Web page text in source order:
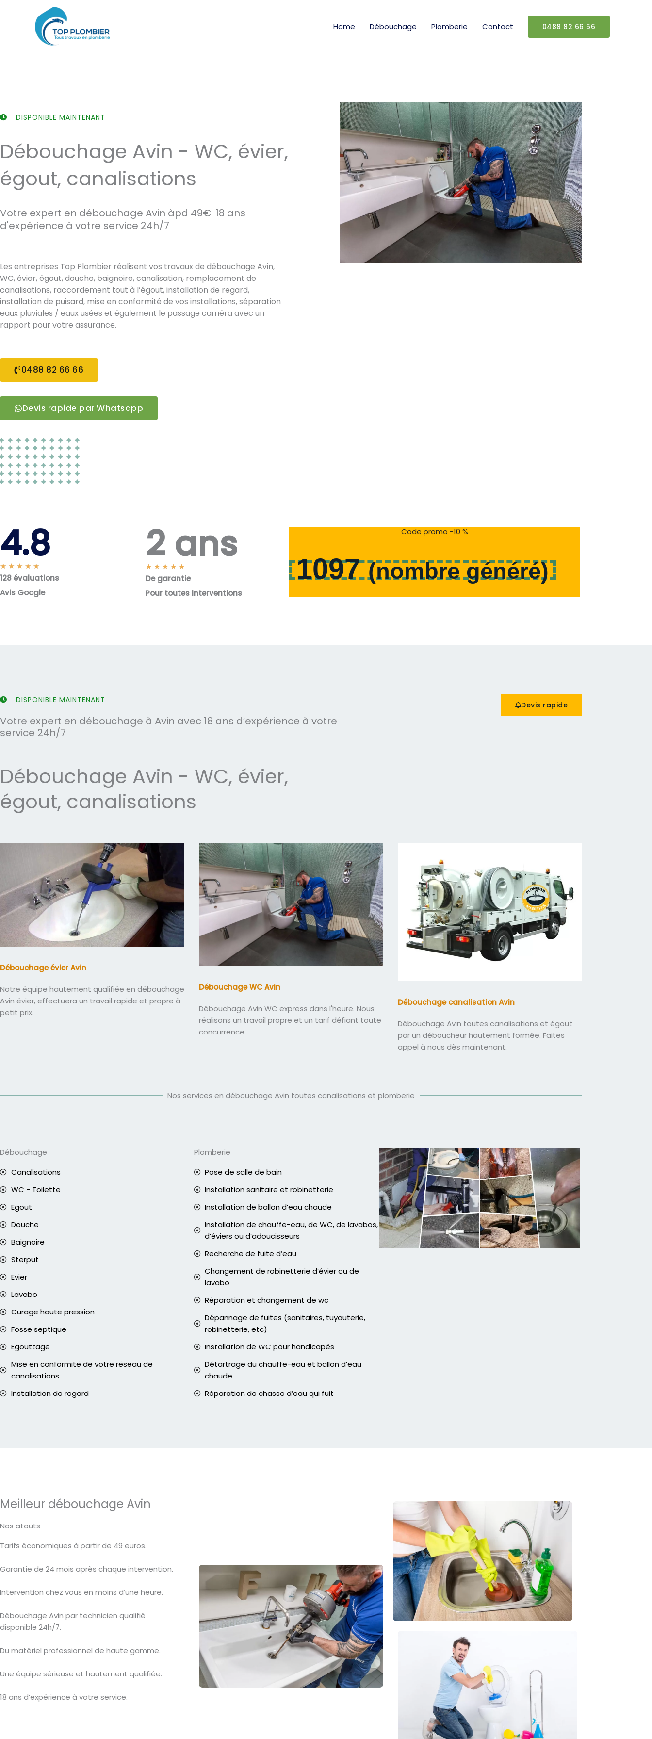
Home Débouchage Plomberie Contact 0488 82 66 66
DISPONIBLE MAINTENANT
Débouchage Avin - WC, évier,
égout, canalisations
Votre expert en débouchage Avin àpd 49€. 18 ans
d'expérience à votre service 24h/7
Les entreprises Top Plombier réalisent vos travaux de débouchage Avin,
WC, évier, égout, douche, baignoire, canalisation, remplacement de
canalisations, raccordement tout à l’égout, installation de regard,
installation de puisard, mise en conformité de vos installations, séparation
eaux pluviales / eaux usées et également le passage caméra avec un
rapport pour votre assurance.
0488 82 66 66
Devis rapide par Whatsapp
4.8
★ ★ ★ ★ ★
o
t
128 évaluations
Avis Google
2 ans
★ ★ ★ ★ ★
o
De garantie
Pour toutes interventions
Code promo -10 %
1097(nombre généré)
DISPONIBLE MAINTENANT
Votre expert en débouchage à Avin avec 18 ans d’expérience à votre
service 24h/7
Débouchage Avin - WC, évier,
égout, canalisations
Devis rapide
Débouchage évier Avin
Notre équipe hautement qualifiée en débouchage
Avin évier, effectuera un travail rapide et propre à
petit prix.
Débouchage WC Avin
Débouchage Avin WC express dans l'heure. Nous
réalisons un travail propre et un tarif défiant toute
concurrence.
Débouchage canalisation Avin
Débouchage Avin toutes canalisations et égout
par un déboucheur hautement formée. Faites
appel à nous dès maintenant.
Nos services en débouchage Avin toutes canalisations et plomberie
Débouchage
Canalisations
WC - Toilette
Egout
Douche
Baignoire
Sterput
Evier
Lavabo
Curage haute pression
Fosse septique
Egouttage
Mise en conformité de votre réseau de
canalisations
Installation de regard
Plomberie
Pose de salle de bain
Installation sanitaire et robinetterie
Installation de ballon d’eau chaude
Installation de chauffe-eau, de WC, de lavabos,
d’éviers ou d’adoucisseurs
Recherche de fuite d’eau
Changement de robinetterie d’évier ou de
lavabo
Réparation et changement de wc
Dépannage de fuites (sanitaires, tuyauterie,
robinetterie, etc)
Installation de WC pour handicapés
Détartrage du chauffe-eau et ballon d’eau
chaude
Réparation de chasse d’eau qui fuit
Meilleur débouchage Avin
Nos atouts
Tarifs économiques à partir de 49 euros.
Garantie de 24 mois après chaque intervention.
Intervention chez vous en moins d’une heure.
Débouchage Avin par technicien qualifié
disponible 24h/7.
Du matériel professionnel de haute gamme.
Une équipe sérieuse et hautement qualifiée.
18 ans d’expérience à votre service.